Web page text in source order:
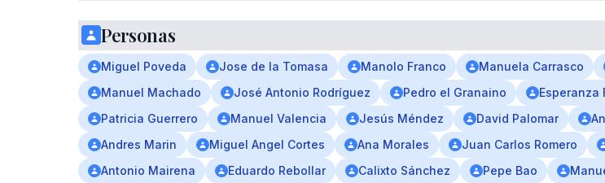
Personas
Miguel Poveda Jose de la Tomasa Manolo Franco Manuela Carrasco
Manuel Machado
José Antonio Rodríguez Pedro el Granaino Esperanza
Patricia Guerrero
Manuel Valencia Jesús Méndez David Palomar
Andres Marin
Miguel Angel Cortes Ana Morales Juan Carlos Romero
Antonio Mairena
Eduardo Rebollar Calixto Sánchez Pepe Bao